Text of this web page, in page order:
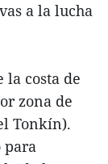
a la lucha
la costa de
zona de
Tonkín).
para